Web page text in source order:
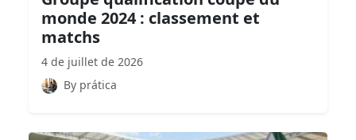
monde 2024 : classement et
matchs
4 de juillet de 2026
By prática